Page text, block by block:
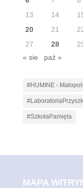
13
14
20
21
27
28
« sie
paź »
#HUMINE -
#SzkołaPamięta
MAPA